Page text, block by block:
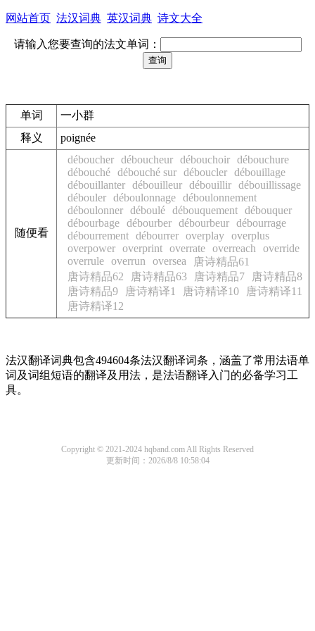
网站首页 法汉词典 英汉词典 诗文大全
请输入您要查询的法文单词：
单词
一小群
释义
poignée
随便看
déboucher déboucheur débouchoir débouchure
débouché débouché sur déboucler débouillage
débouillanter débouilleur débouillir débouillissage
débouler déboulonnage déboulonnement
déboulonner déboulé débouquement débouquer
débourbage débourber débourbeur débourrage
débourrement débourrer overplay overplus
overpower overprint overrate overreach
override
overrule overrun oversea
唐诗精品61
唐诗精品62
唐诗精品63 唐诗精品7
唐诗精品8
唐诗精品9
唐诗精译1 唐诗精译10
唐诗精译11
唐诗精译12
法汉翻译词典包含494604条法汉翻译词条，涵盖了常用法语单
词及词组短语的翻译及用法，是法语翻译入门的必备学习工
具。
Copyright © 2021-2024 hqband.com All Rights Reserved
更新时间：2026/8/8 10:58:04